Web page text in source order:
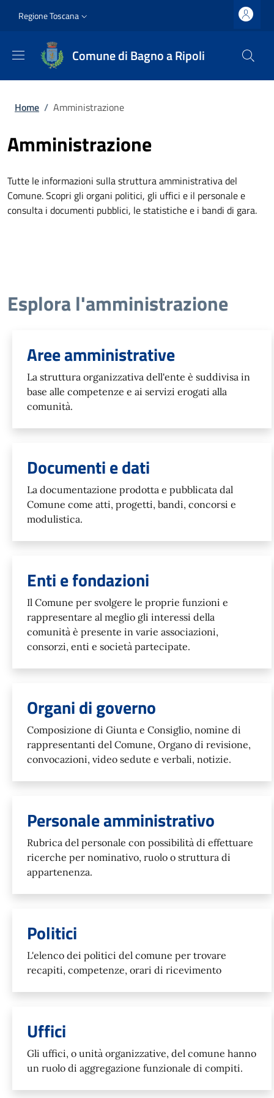
Slim top
Regione Toscana
Comune di Bagno a Ripoli
Briciole di pane
Home / Amministrazione
Amministrazione
Tutte le informazioni sulla struttura amministrativa del
Comune. Scopri gli organi politici, gli uffici e il personale e
consulta i documenti pubblici, le statistiche e i bandi di gara.
Esplora l'amministrazione
Aree amministrative
La struttura organizzativa dell'ente è suddivisa in
base alle competenze e ai servizi erogati alla
comunità.
Documenti e dati
La documentazione prodotta e pubblicata dal
Comune come atti, progetti, bandi, concorsi e
modulistica.
Enti e fondazioni
Il Comune per svolgere le proprie funzioni e
rappresentare al meglio gli interessi della
comunità è presente in varie associazioni,
consorzi, enti e società partecipate.
Organi di governo
Composizione di Giunta e Consiglio, nomine di
rappresentanti del Comune, Organo di revisione,
convocazioni, video sedute e verbali, notizie.
Personale amministrativo
Rubrica del personale con possibilità di effettuare
ricerche per nominativo, ruolo o struttura di
appartenenza.
Politici
L'elenco dei politici del comune per trovare
recapiti, competenze, orari di ricevimento
Uffici
Gli uffici, o unità organizzative, del comune hanno
un ruolo di aggregazione funzionale di compiti.